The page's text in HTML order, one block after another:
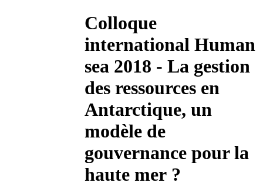
Colloque
international Human
sea 2018 - La gestion
des ressources en
Antarctique, un
modèle de
gouvernance pour la
haute mer ?